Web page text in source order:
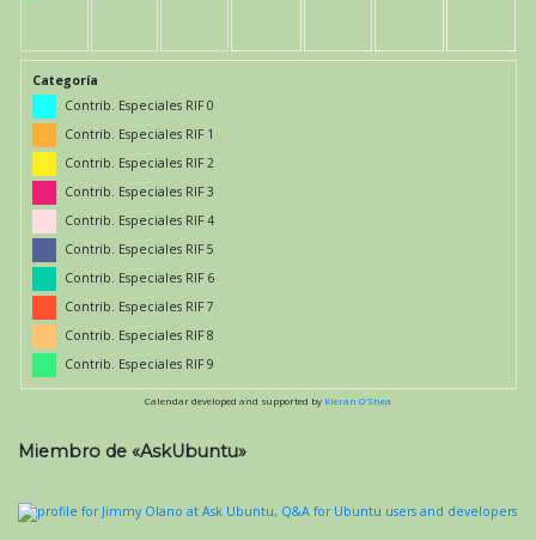
Categoría
Contrib. Especiales RIF 0
Contrib. Especiales RIF 1
Contrib. Especiales RIF 2
Contrib. Especiales RIF 3
Contrib. Especiales RIF 4
Contrib. Especiales RIF 5
Contrib. Especiales RIF 6
Contrib. Especiales RIF 7
Contrib. Especiales RIF 8
Contrib. Especiales RIF 9
Calendar developed and supported by Kieran O'Shea
Miembro de «AskUbuntu»